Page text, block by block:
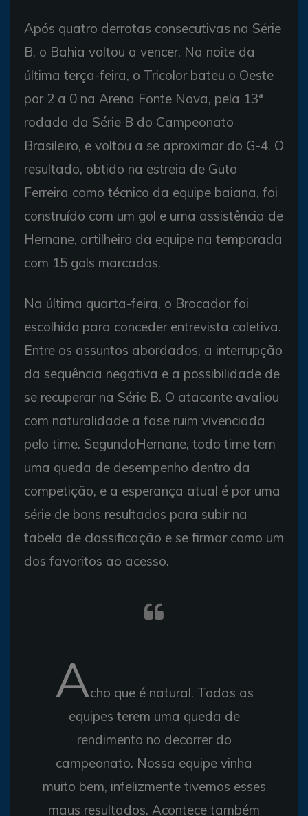
Após quatro derrotas consecutivas na Série
B, o Bahia voltou a vencer. Na noite da
última terça-feira, o Tricolor bateu o Oeste
por 2 a 0 na Arena Fonte Nova, pela 13ª
rodada da Série B do Campeonato
Brasileiro, e voltou a se aproximar do G-4. O
resultado, obtido na estreia de Guto
Ferreira como técnico da equipe baiana, foi
construído com um gol e uma assistência de
Hernane, artilheiro da equipe na temporada
com 15 gols marcados.
Na última quarta-feira, o Brocador foi
escolhido para conceder entrevista coletiva.
Entre os assuntos abordados, a interrupção
da sequência negativa e a possibilidade de
se recuperar na Série B. O atacante avaliou
com naturalidade a fase ruim vivenciada
pelo time. SegundoHernane, todo time tem
uma queda de desempenho dentro da
competição, e a esperança atual é por uma
série de bons resultados para subir na
tabela de classificação e se firmar como um
dos favoritos ao acesso.
Acho que é natural. Todas as
equipes terem uma queda de
rendimento no decorrer do
campeonato. Nossa equipe vinha
muito bem, infelizmente tivemos esses
maus resultados. Acontece também